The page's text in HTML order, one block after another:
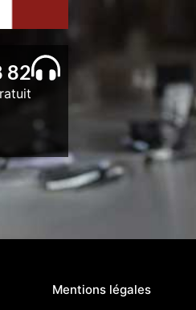
82
Mentions légales